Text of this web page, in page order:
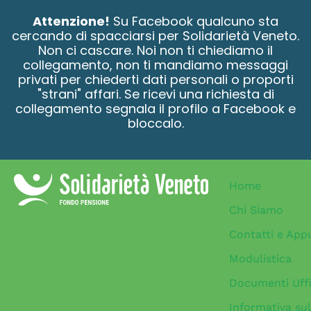
Attenzione! Su Facebook qualcuno sta
cercando di spacciarsi per Solidarietà Veneto.
Non ci cascare. Noi non ti chiediamo il
collegamento, non ti mandiamo messaggi
privati per chiederti dati personali o proporti
"strani" affari. Se ricevi una richiesta di
collegamento segnala il profilo a Facebook e
bloccalo.
Home
Chi Siamo
Contatti e
Modulistica
Documenti
Informativa